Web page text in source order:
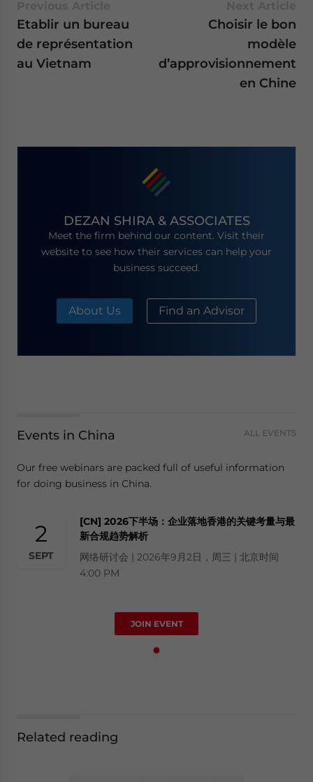
Etablir un bureau
de représentation
au Vietnam
Choisir le bon
modèle
d’approvisionnement
en Chine
DEZAN SHIRA & ASSOCIATES
Meet the firm behind our content. Visit their
website to see how their services can help your
business succeed.
About Us Find an Advisor
Events in China ALL EVENTS
Our free webinars are packed full of useful information
for doing business in China.
2
SEPT
[CN] 2026下半场：企业落地香港的关键考量与最
新合规趋势解析
网络研讨会 | 2026年9月2日，周三 | 北京时间
4:00 PM
JOIN EVENT
Related reading